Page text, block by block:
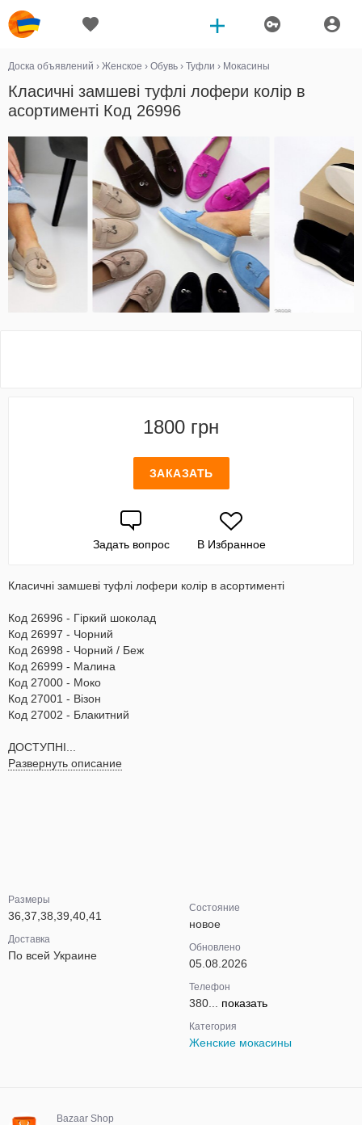
Доска объявлений › Женское › Обувь › Туфли › Мокасины
Класичні замшеві туфлі лофери колір в
асортименті Код 26996
1800 грн
ЗАКАЗАТЬ
Задать вопрос В Избранное
Класичні замшеві туфлі лофери колір в асортименті
Код 26996 - Гіркий шоколад
Код 26997 - Чорний
Код 26998 - Чорний / Беж
Код 26999 - Малина
Код 27000 - Моко
Код 27001 - Візон
Код 27002 - Блакитний
ДОСТУПНІ...
Развернуть описание
Размеры
36,37,38,39,40,41
Доставка
По всей Украине
Состояние
новое
Обновлено
05.08.2026
Телефон
380... показать
Категория
Женские мокасины
Bazaar Shop